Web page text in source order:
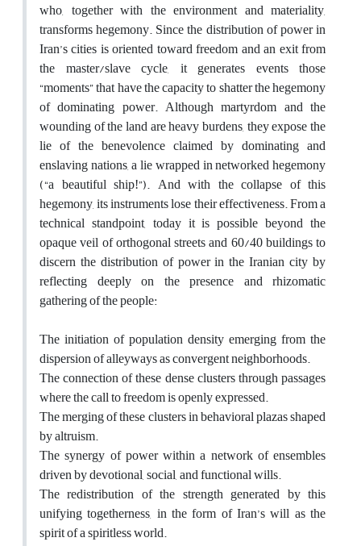
who, together with the environment and materiality,
transforms hegemony. Since the distribution of power in
Iran’s cities is oriented toward freedom and an exit from
the master/slave cycle, it generates events those
“moments” that have the capacity to shatter the hegemony
of dominating power. Although martyrdom and the
wounding of the land are heavy burdens, they expose the
lie of the benevolence claimed by dominating and
enslaving nations, a lie wrapped in networked hegemony
(“a beautiful ship!”). And with the collapse of this
hegemony, its instruments lose their effectiveness.From a
technical standpoint, today it is possible beyond the
opaque veil of orthogonal streets and 60/40 buildings to
discern the distribution of power in the Iranian city by
reflecting deeply on the presence and rhizomatic
gathering of the people:
The initiation of population density emerging from the
dispersion of alleyways as convergent neighborhoods.
The connection of these dense clusters through passages
where the call to freedom is openly expressed.
The merging of these clusters in behavioral plazas shaped
by altruism.
The synergy of power within a network of ensembles
driven by devotional, social, and functional wills.
The redistribution of the strength generated by this
unifying togetherness, in the form of Iran’s will as the
spirit of a spiritless world.